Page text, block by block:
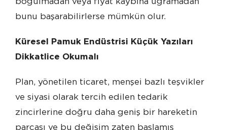
bunu başarabilirlerse mümkün olur.
Küresel Pamuk Endüstrisi Küçük Yazıları
Dikkatlice Okumalı
Plan, yönetilen ticaret, menşei bazlı teşvikler
ve siyasi olarak tercih edilen tedarik
zincirlerine doğru daha geniş bir hareketin
parçası ve bu değişim zaten başlamış